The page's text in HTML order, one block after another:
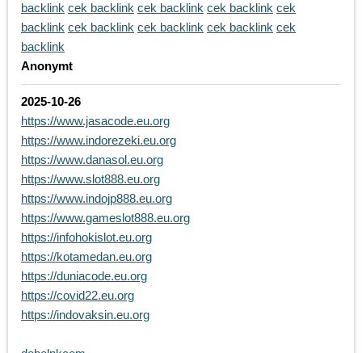
backlink cek backlink cek backlink cek backlink cek
backlink cek backlink cek backlink cek backlink cek
backlink
Anonymt
2025-10-26
https://www.jasacode.eu.org
https://www.indorezeki.eu.org
https://www.danasol.eu.org
https://www.slot888.eu.org
https://www.indojp888.eu.org
https://www.gameslot888.eu.org
https://infohokislot.eu.org
https://kotamedan.eu.org
https://duniacode.eu.org
https://covid22.eu.org
https://indovaksin.eu.org